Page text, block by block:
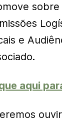
e
aqui